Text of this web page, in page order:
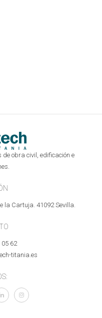
de obra civil, edificación e
la Cartuja. 41092 Sevilla.
05 62
titania.es